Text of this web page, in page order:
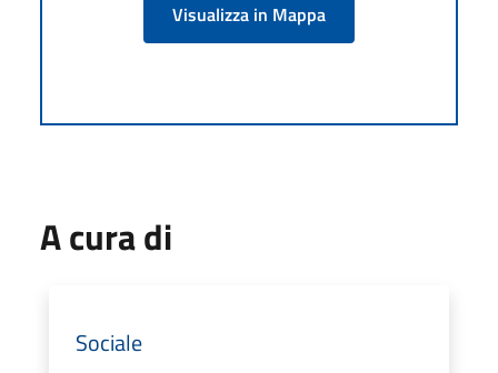
Visualizza in Mappa
A cura di
Sociale